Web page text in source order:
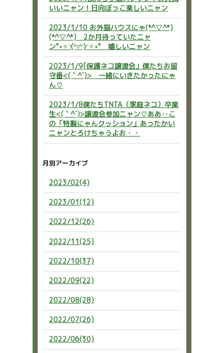
いいニャン！日向ぼっこ楽しいニャン
2023/1/10 お外猫ハウスにゃ(*^▽^*)
(*^▽^*) 2か月待っていたニャ
ン°˖✧◝(⁰▿⁰)◜✧˖° 嬉しいニャン
2023/1/9[保護ネコ譲渡会」僕たちお留
守番<(｀^´)> 一緒にいきたかったにゃ
ん♡
2023/1/8僕たちTNTA（家庭ネコ）卒業
生<(｀^´)>譲渡会参加ニャン♡ああ‥こ
の「特製にゃんクッション」あったかい
ニャンとろけちゃうよお・・
月別アーカイブ
2023/02(4)
2023/01(12)
2022/12(26)
2022/11(25)
2022/10(37)
2022/09(22)
2022/08(28)
2022/07(26)
2022/06(30)